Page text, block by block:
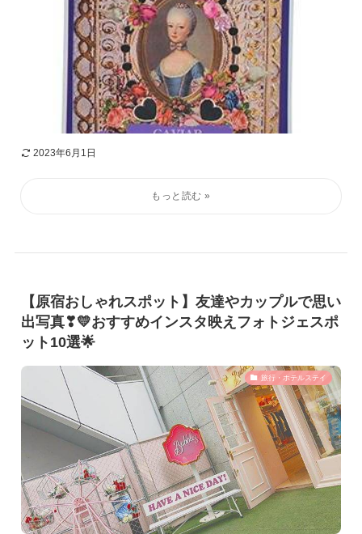
2023年6月1日
【原宿おしゃれスポット】友達やカップルで思い
出写真❣💛おすすめインスタ映えフォトジェスポ
ット10選🌟
旅行・ホテルステイ